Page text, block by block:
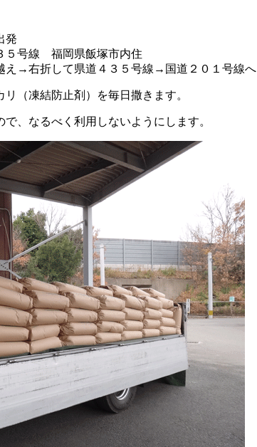
発
え→右折して県道４３５号線→国道２０１号線へ
（凍結防止剤）を毎日撒きます。
、なるべく利用しないようにします。